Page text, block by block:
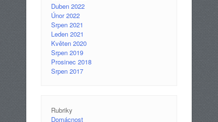
Duben 2022
Únor 2022
Srpen 2021
Leden 2021
Květen 2020
Srpen 2019
Prosinec 2018
Srpen 2017
Rubriky
Domácnost